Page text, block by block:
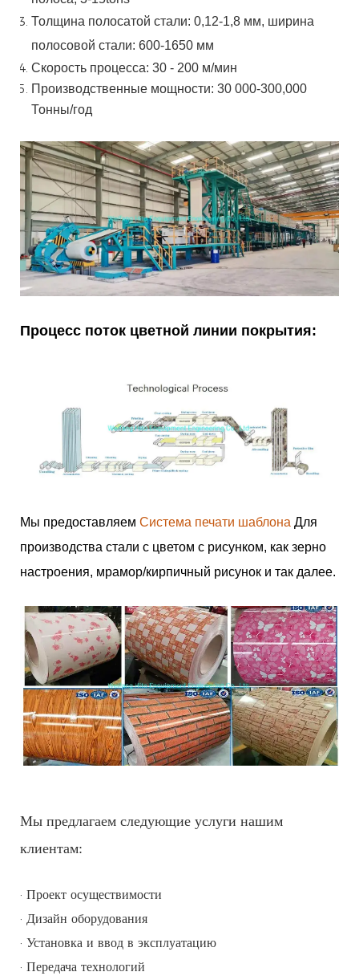
Толщина полосатой стали: 0,12-1,8 мм, ширина
полосовой стали: 600-1650 мм
Скорость процесса: 30 - 200 м/мин
Производственные мощности: 30 000-300,000
Тонны/год
Процесс поток цветной линии покрытия:
Мы предоставляем Система печати шаблона Для
производства стали с цветом с рисунком, как зерно
настроения, мрамор/кирпичный рисунок и так далее.
Мы предлагаем следующие услуги нашим
клиентам:
· Проект осуществимости
· Дизайн оборудования
· Установка и ввод в эксплуатацию
· Передача технологий